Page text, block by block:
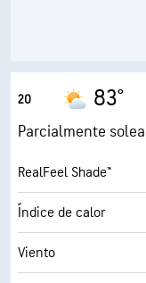
Visibilidad
Techo de nubes
20 83°
Parcialmente
RealFeel Shade™
Índice de calor
Viento